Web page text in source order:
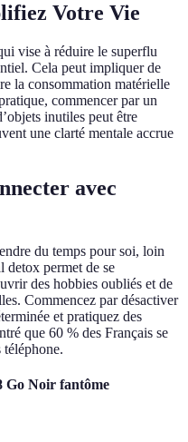
Votre Vie
vise à réduire le superflu
Cela peut impliquer de
la consommation matérielle
commencer par un
inutiles peut être
une clarté mentale accrue
avec
du temps pour soi, loin
detox permet de se
des hobbies oubliés et de
Commencez par désactiver
et pratiquez des
que 60 % des Français se
téléphone.
Go Noir fantôme